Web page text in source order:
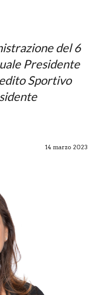
del 6
Presidente
Sportivo
14 marzo 2023